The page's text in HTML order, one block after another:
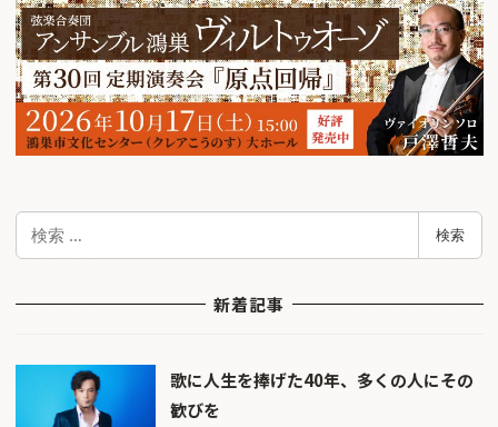
検索
新着記事
歌に人生を捧げた40年、多くの人にその
歓びを